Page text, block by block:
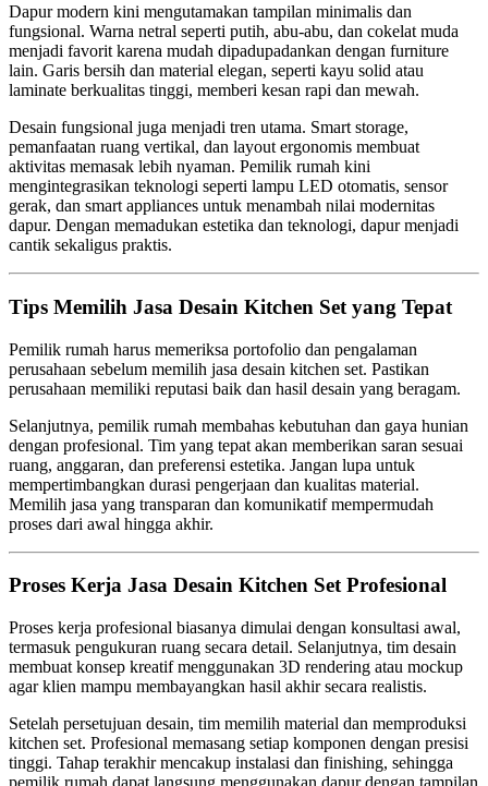
Dapur modern kini mengutamakan tampilan minimalis dan
fungsional. Warna netral seperti putih, abu-abu, dan cokelat muda
menjadi favorit karena mudah dipadupadankan dengan furniture
lain. Garis bersih dan material elegan, seperti kayu solid atau
laminate berkualitas tinggi, memberi kesan rapi dan mewah.
Desain fungsional juga menjadi tren utama. Smart storage,
pemanfaatan ruang vertikal, dan layout ergonomis membuat
aktivitas memasak lebih nyaman. Pemilik rumah kini
mengintegrasikan teknologi seperti lampu LED otomatis, sensor
gerak, dan smart appliances untuk menambah nilai modernitas
dapur. Dengan memadukan estetika dan teknologi, dapur menjadi
cantik sekaligus praktis.
Tips Memilih Jasa Desain Kitchen Set yang Tepat
Pemilik rumah harus memeriksa portofolio dan pengalaman
perusahaan sebelum memilih jasa desain kitchen set. Pastikan
perusahaan memiliki reputasi baik dan hasil desain yang beragam.
Selanjutnya, pemilik rumah membahas kebutuhan dan gaya hunian
dengan profesional. Tim yang tepat akan memberikan saran sesuai
ruang, anggaran, dan preferensi estetika. Jangan lupa untuk
mempertimbangkan durasi pengerjaan dan kualitas material.
Memilih jasa yang transparan dan komunikatif mempermudah
proses dari awal hingga akhir.
Proses Kerja Jasa Desain Kitchen Set Profesional
Proses kerja profesional biasanya dimulai dengan konsultasi awal,
termasuk pengukuran ruang secara detail. Selanjutnya, tim desain
membuat konsep kreatif menggunakan 3D rendering atau mockup
agar klien mampu membayangkan hasil akhir secara realistis.
Setelah persetujuan desain, tim memilih material dan memproduksi
kitchen set. Profesional memasang setiap komponen dengan presisi
tinggi. Tahap terakhir mencakup instalasi dan finishing, sehingga
pemilik rumah dapat langsung menggunakan dapur dengan tampilan